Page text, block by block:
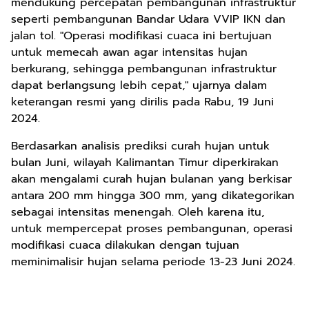
seperti pembangunan Bandar Udara VVIP IKN dan
jalan tol. "Operasi modifikasi cuaca ini bertujuan
untuk memecah awan agar intensitas hujan
berkurang, sehingga pembangunan infrastruktur
dapat berlangsung lebih cepat," ujarnya dalam
keterangan resmi yang dirilis pada Rabu, 19 Juni
2024.
Berdasarkan analisis prediksi curah hujan untuk
bulan Juni, wilayah Kalimantan Timur diperkirakan
akan mengalami curah hujan bulanan yang berkisar
antara 200 mm hingga 300 mm, yang dikategorikan
sebagai intensitas menengah. Oleh karena itu,
untuk mempercepat proses pembangunan, operasi
modifikasi cuaca dilakukan dengan tujuan
meminimalisir hujan selama periode 13-23 Juni 2024.